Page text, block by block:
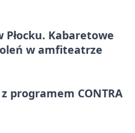
Płocku. Kabaretowe
w amfiteatrze
programem CONTRA